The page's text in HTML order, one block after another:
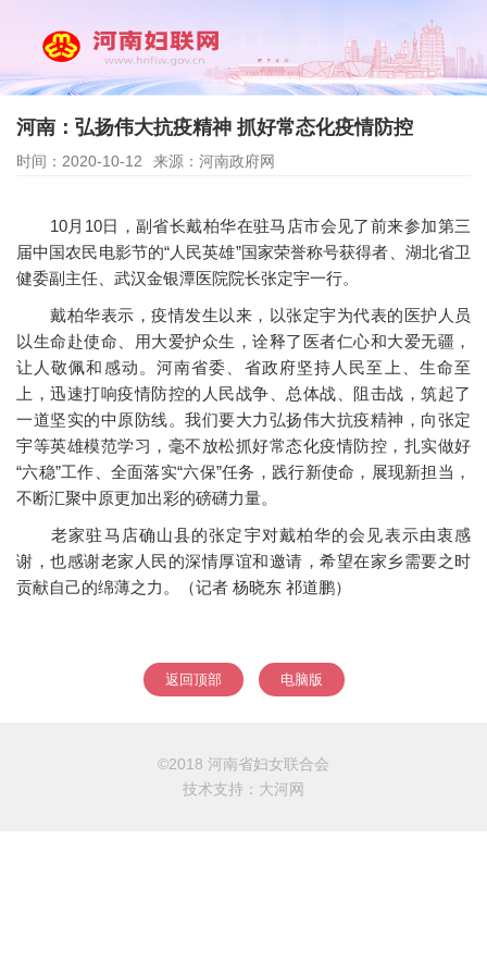
河南：弘扬伟大抗疫精神 抓好常态化疫情防控
时间：2020-10-12 来源：河南政府网
10月10日，副省长戴柏华在驻马店市会见了前来参加第三
届中国农民电影节的“人民英雄”国家荣誉称号获得者、湖北省卫
健委副主任、武汉金银潭医院院长张定宇一行。
戴柏华表示，疫情发生以来，以张定宇为代表的医护人员
以生命赴使命、用大爱护众生，诠释了医者仁心和大爱无疆，
让人敬佩和感动。河南省委、省政府坚持人民至上、生命至
上，迅速打响疫情防控的人民战争、总体战、阻击战，筑起了
一道坚实的中原防线。我们要大力弘扬伟大抗疫精神，向张定
宇等英雄模范学习，毫不放松抓好常态化疫情防控，扎实做好
“六稳”工作、全面落实“六保”任务，践行新使命，展现新担当，
不断汇聚中原更加出彩的磅礴力量。
老家驻马店确山县的张定宇对戴柏华的会见表示由衷感
谢，也感谢老家人民的深情厚谊和邀请，希望在家乡需要之时
贡献自己的绵薄之力。（记者 杨晓东 祁道鹏）
返回顶部 电脑版
©2018 河南省妇女联合会
技术支持： 大河网